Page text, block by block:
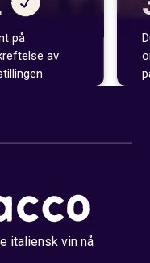
på
av
italiensk vin nå